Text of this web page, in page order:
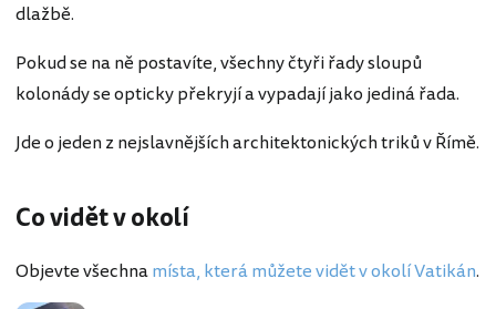
dlažbě.
Pokud se na ně postavíte, všechny čtyři řady sloupů
kolonády se opticky překryjí a vypadají jako jediná řada.
Jde o jeden z nejslavnějších architektonických triků v Římě.
Co vidět v okolí
Objevte všechnamísta, která můžete vidět v okolí Vatikán.